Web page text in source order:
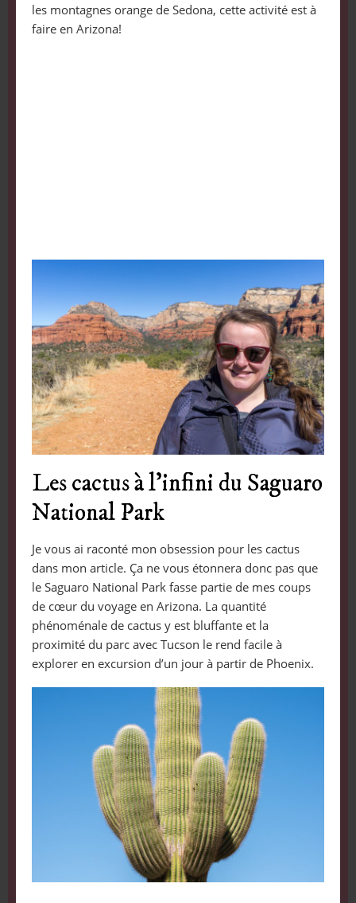
les montagnes orange de Sedona, cette activité est à
faire en Arizona!
Les cactus à l’infini du Saguaro
National Park
Je vous ai raconté mon obsession pour les cactus
dans mon article. Ça ne vous étonnera donc pas que
le Saguaro National Park fasse partie de mes coups
de cœur du voyage en Arizona. La quantité
phénoménale de cactus y est bluffante et la
proximité du parc avec Tucson le rend facile à
explorer en excursion d’un jour à partir de Phoenix.